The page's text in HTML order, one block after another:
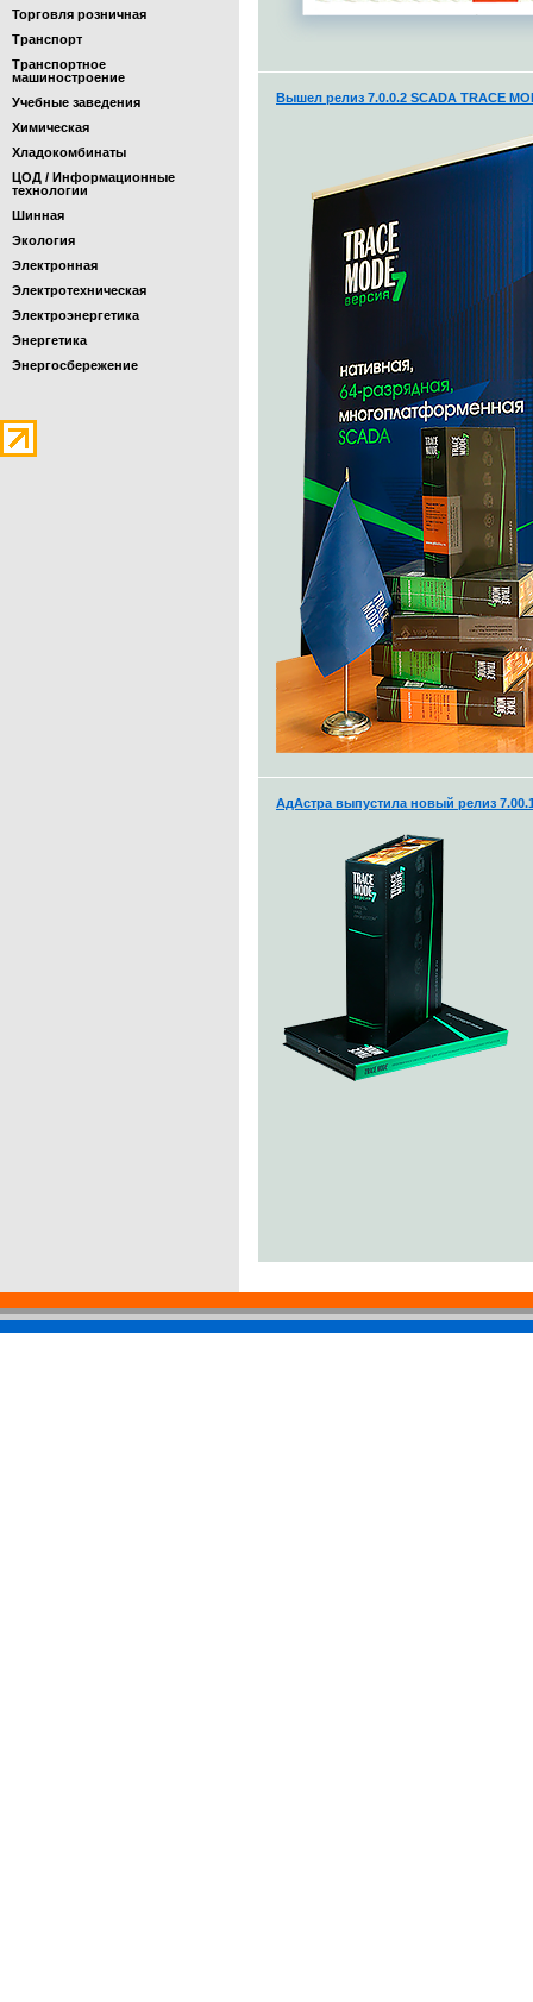
Торговля розничная
Транспорт
Транспортное
машиностроение
Учебные заведения
Химическая
Хладокомбинаты
ЦОД / Информационные
технологии
Шинная
Экология
Электронная
Электротехническая
Электроэнергетика
Энергетика
Энергосбережение
Вышел релиз 7.0.0.2 SCADA TRACE
АдАстра выпустила новый релиз